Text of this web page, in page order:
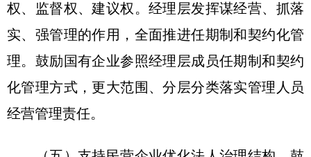
权、监督权、建议权。经理层发挥谋经营、抓落
实、强管理的作用，全面推进任期制和契约化管
理。鼓励国有企业参照经理层成员任期制和契约
化管理方式，更大范围、分层分类落实管理人员
经营管理责任。